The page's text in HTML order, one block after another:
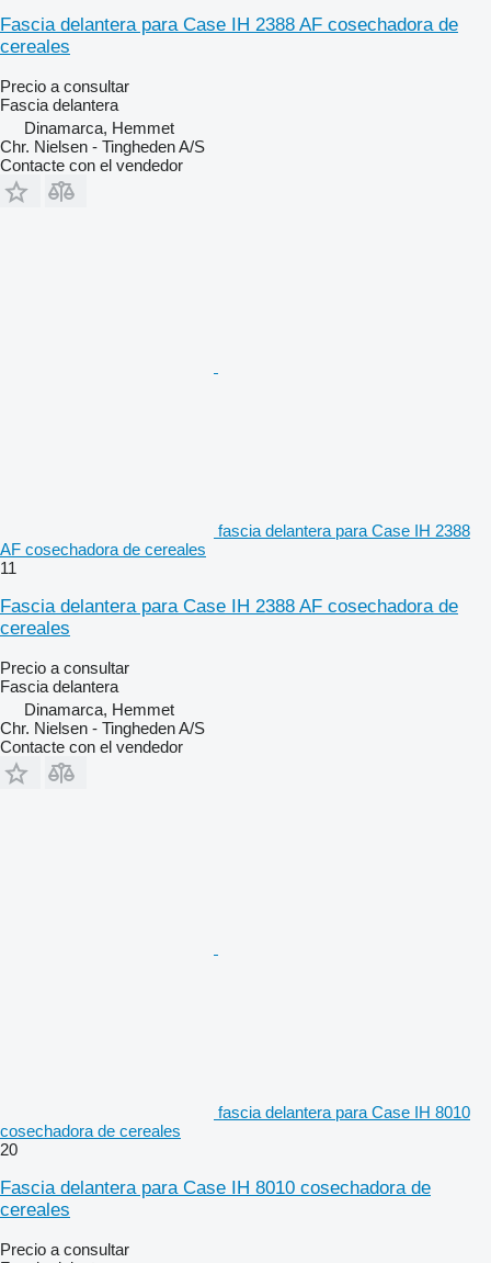
Fascia delantera para Case IH 2388 AF cosechadora de
cereales
Precio a consultar
Fascia delantera
Dinamarca, Hemmet
Chr. Nielsen - Tingheden A/S
Contacte con el vendedor
fascia delantera para Case IH 2388
AF cosechadora de cereales
11
Fascia delantera para Case IH 2388 AF cosechadora de
cereales
Precio a consultar
Fascia delantera
Dinamarca, Hemmet
Chr. Nielsen - Tingheden A/S
Contacte con el vendedor
fascia delantera para Case IH 8010
cosechadora de cereales
20
Fascia delantera para Case IH 8010 cosechadora de
cereales
Precio a consultar